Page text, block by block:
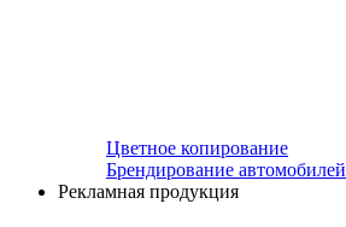
Цветное копирование
Брендирование автомобилей
Рекламная продукция